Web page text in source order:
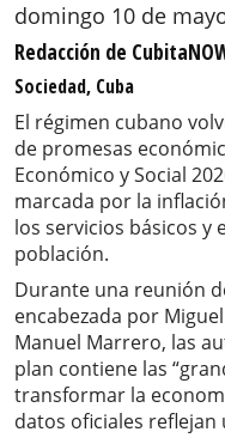
domingo 10 de
Redacción de
Sociedad, Cuba
El régimen cubano
de promesas
Económico y Social
marcada por la
los servicios básicos y
población.
Durante una reunión
encabezada por
Manuel Marrero, las
plan contiene las
transformar la
datos oficiales reflejan